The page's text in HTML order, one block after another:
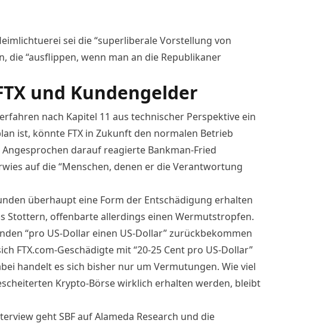
sei die “superliberale Vorstellung von
die “ausflippen, wenn man an die Republikaner
und Kundengelder
nach Kapitel 11 aus technischer Perspektive ein
ist, könnte FTX in Zukunft den normalen Betrieb
darauf reagierte Bankman-Fried
auf die “Menschen, denen er die Verantwortung
überhaupt eine Form der Entschädigung erhalten
Stottern, offenbarte allerdings einen Wermutstropfen.
“pro US-Dollar einen US-Dollar” zurückbekommen
FTX.com-Geschädigte mit “20-25 Cent pro US-Dollar”
handelt es sich bisher nur um Vermutungen. Wie viel
Krypto-Börse wirklich erhalten werden, bleibt
geht SBF auf Alameda Research und die